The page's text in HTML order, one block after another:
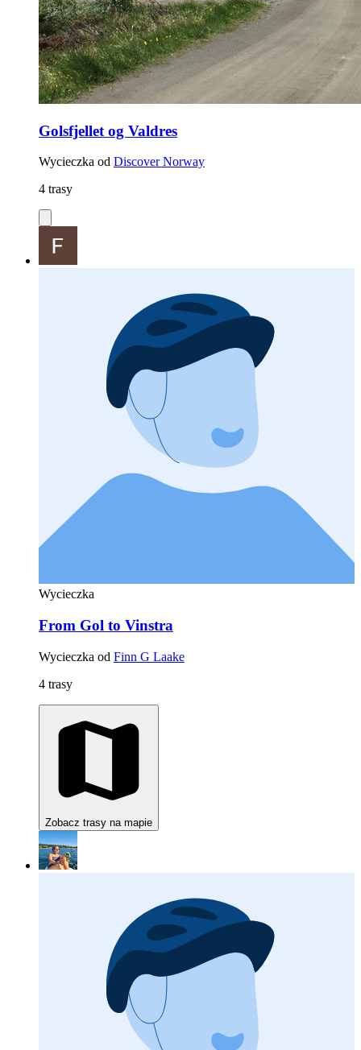
Golsfjellet og Valdres
Wycieczka od Discover Norway
4 trasy
Wycieczka
From Gol to Vinstra
Wycieczka od Finn G Laake
4 trasy
Zobacz trasy na mapie